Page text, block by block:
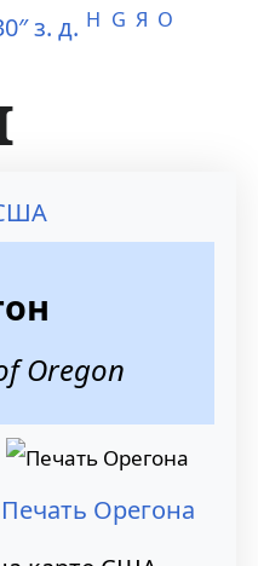
з. д. H G Я O
Oregon
Печать Орегона